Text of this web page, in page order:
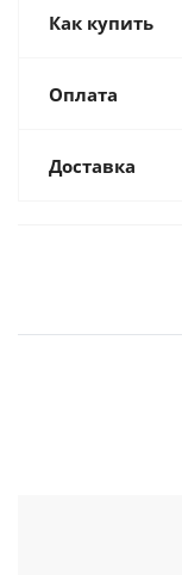
Как купить
Оплата
Доставка